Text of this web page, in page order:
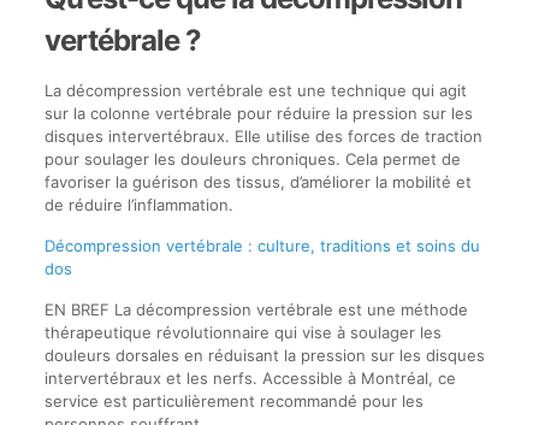
vertébrale ?
La décompression vertébrale est une technique qui agit
sur la colonne vertébrale pour réduire la pression sur les
disques intervertébraux. Elle utilise des forces de traction
pour soulager les douleurs chroniques. Cela permet de
favoriser la guérison des tissus, d’améliorer la mobilité et
de réduire l’inflammation.
Décompression vertébrale : culture, traditions et soins du
dos
EN BREF La décompression vertébrale est une méthode
thérapeutique révolutionnaire qui vise à soulager les
douleurs dorsales en réduisant la pression sur les disques
intervertébraux et les nerfs. Accessible à Montréal, ce
service est particulièrement recommandé pour les